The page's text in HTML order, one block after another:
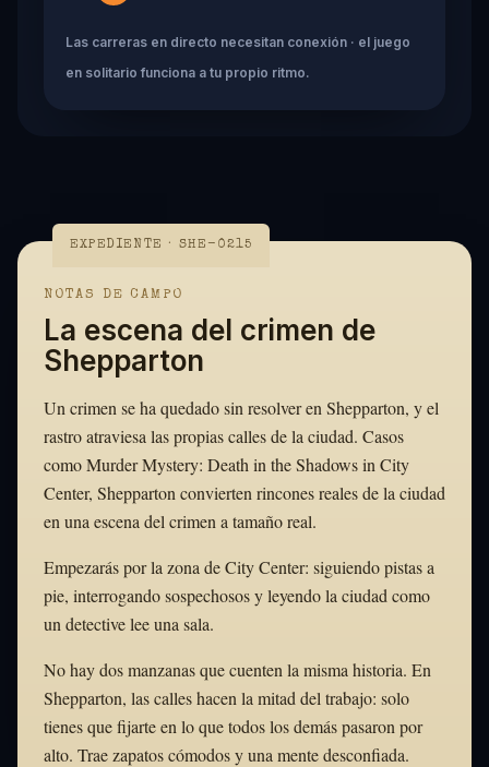
Las carreras en directo necesitan conexión · el juego
en solitario funciona a tu propio ritmo.
EXPEDIENTE · SHE-0215
NOTAS DE CAMPO
La escena del crimen de
Shepparton
Un crimen se ha quedado sin resolver en Shepparton, y el
rastro atraviesa las propias calles de la ciudad. Casos
como Murder Mystery: Death in the Shadows in City
Center, Shepparton convierten rincones reales de la ciudad
en una escena del crimen a tamaño real.
Empezarás por la zona de City Center: siguiendo pistas a
pie, interrogando sospechosos y leyendo la ciudad como
un detective lee una sala.
No hay dos manzanas que cuenten la misma historia. En
Shepparton, las calles hacen la mitad del trabajo: solo
tienes que fijarte en lo que todos los demás pasaron por
alto. Trae zapatos cómodos y una mente desconfiada.